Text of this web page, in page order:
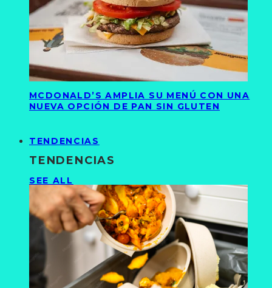
MCDONALD’S AMPLIA SU MENÚ CON UNA
NUEVA OPCIÓN DE PAN SIN GLUTEN
TENDENCIAS
TENDENCIAS
SEE ALL